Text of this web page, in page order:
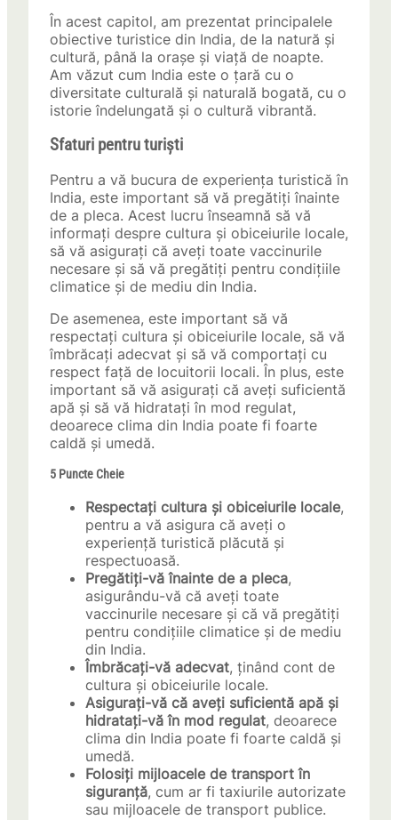
În acest capitol, am prezentat principalele
obiective turistice din India, de la natură și
cultură, până la orașe și viață de noapte.
Am văzut cum India este o țară cu o
diversitate culturală și naturală bogată, cu o
istorie îndelungată și o cultură vibrantă.
Sfaturi pentru turiști
Pentru a vă bucura de experiența turistică în
India, este important să vă pregătiți înainte
de a pleca. Acest lucru înseamnă să vă
informați despre cultura și obiceiurile locale,
să vă asigurați că aveți toate vaccinurile
necesare și să vă pregătiți pentru condițiile
climatice și de mediu din India.
De asemenea, este important să vă
respectați cultura și obiceiurile locale, să vă
îmbrăcați adecvat și să vă comportați cu
respect față de locuitorii locali. În plus, este
important să vă asigurați că aveți suficientă
apă și să vă hidratați în mod regulat,
deoarece clima din India poate fi foarte
caldă și umedă.
5 Puncte Cheie
Respectați cultura și obiceiurile locale,
pentru a vă asigura că aveți o
experiență turistică plăcută și
respectuoasă.
Pregătiți-vă înainte de a pleca,
asigurându-vă că aveți toate
vaccinurile necesare și că vă pregătiți
pentru condițiile climatice și de mediu
din India.
Îmbrăcați-vă adecvat, ținând cont de
cultura și obiceiurile locale.
Asigurați-vă că aveți suficientă apă și
hidratați-vă în mod regulat, deoarece
clima din India poate fi foarte caldă și
umedă.
Folosiți mijloacele de transport în
siguranță, cum ar fi taxiurile autorizate
sau mijloacele de transport publice.